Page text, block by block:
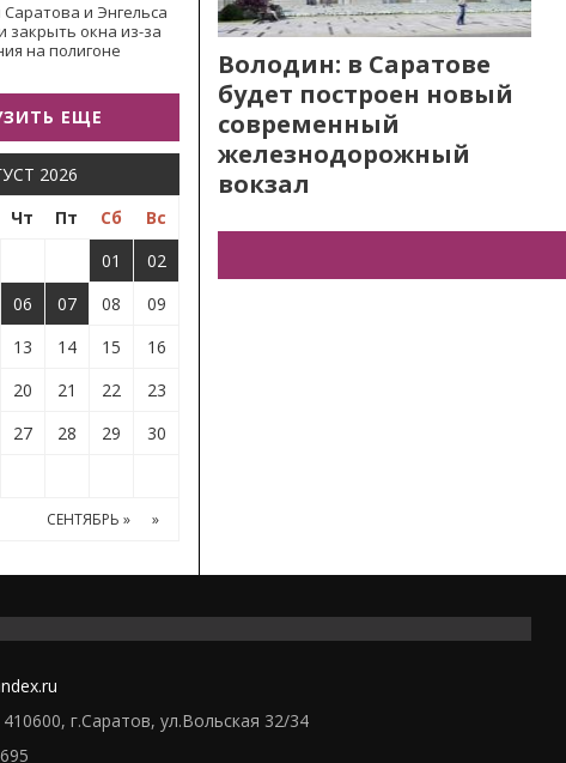
и Энгельса
закрыть окна из-за
на полигоне
ЕЩЕ
2026
Чт Пт Сб
Вс
01
02
06 07 08
09
13 14 15
16
20 21 22
23
27 28 29
30
СЕНТЯБРЬ » »
Володин: в Саратове
будет построен новый
современный
железнодорожный
вокзал
г.Саратов, ул.Вольская 32/34